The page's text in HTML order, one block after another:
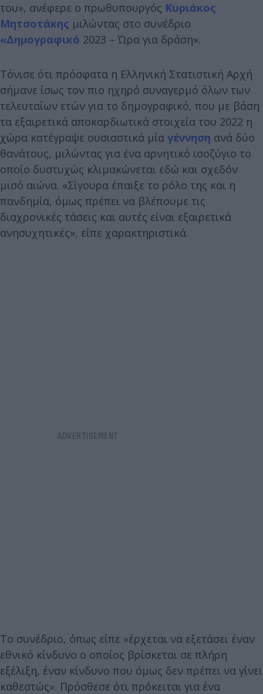
του», ανέφερε ο πρωθυπουργός Κυριάκος
Μητσοτάκης μιλώντας στο συνέδριο
«Δημογραφικό 2023 – Ώρα για δράση».
Τόνισε ότι πρόσφατα η Ελληνική Στατιστική Αρχή
σήμανε ίσως τον πιο ηχηρό συναγερμό όλων των
τελευταίων ετών για το δημογραφικό, που με βάση
τα εξαιρετικά αποκαρδιωτικά στοιχεία του 2022 η
χώρα κατέγραψε ουσιαστικά μία γέννηση ανά δύο
θανάτους, μιλώντας για ένα αρνητικό ισοζύγιο το
οποίο δυστυχώς κλιμακώνεται εδώ και σχεδόν
μισό αιώνα. «Σίγουρα έπαιξε το ρόλο της και η
πανδημία, όμως πρέπει να βλέπουμε τις
διαχρονικές τάσεις και αυτές είναι εξαιρετικά
ανησυχητικές», είπε χαρακτηριστικά.
Το συνέδριο, όπως είπε «έρχεται να εξετάσει έναν
εθνικό κίνδυνο ο οποίος βρίσκεται σε πλήρη
εξέλιξη, έναν κίνδυνο που όμως δεν πρέπει να γίνει
καθεστώς». Πρόσθεσε ότι πρόκειται για ένα